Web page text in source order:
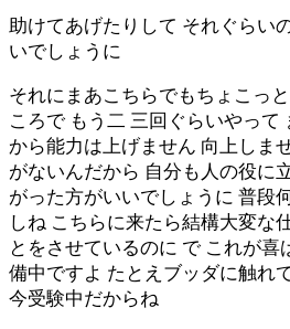
助けてあげたりして それぐらい
いでしょうに
それにまあこちらでもちょこっ
ころで もう二 三回ぐらいやって
から能力は上げません 向上しま
がないんだから 自分も人の役に
がった方がいいでしょうに 普段
しね こちらに来たら結構大変な
とをさせているのに で これが喜
備中ですよ たとえブッダに触れ
今受験中だからね